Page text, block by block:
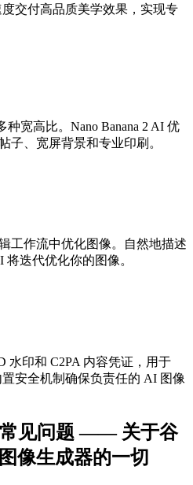
度交付高品质美学效果，实现专
宽高比。Nano Banana 2 AI 优
子、宽屏背景和专业印刷。
工作流中优化图像。自然地描述
将迭代优化你的图像。
水印和 C2PA 内容凭证，用于
安全机制确保负责任的 AI 图像
常见问题 —— 关于谷
像生成器的一切